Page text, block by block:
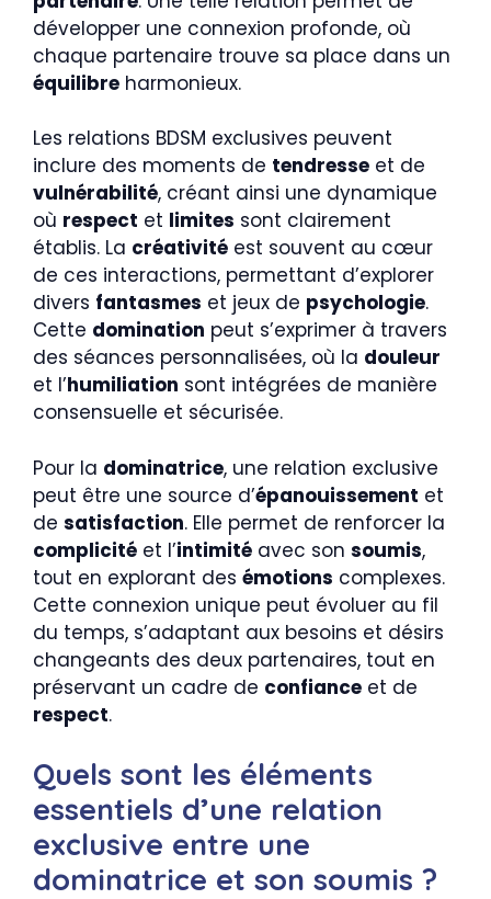
développer une connexion profonde, où
chaque partenaire trouve sa place dans un
équilibre harmonieux.
Les relations BDSM exclusives peuvent
inclure des moments de tendresse et de
vulnérabilité, créant ainsi une dynamique
où respect et limites sont clairement
établis. La créativité est souvent au cœur
de ces interactions, permettant d’explorer
divers fantasmes et jeux de psychologie.
Cette domination peut s’exprimer à travers
des séances personnalisées, où la douleur
et l’humiliation sont intégrées de manière
consensuelle et sécurisée.
Pour la dominatrice, une relation exclusive
peut être une source d’épanouissement et
de satisfaction. Elle permet de renforcer la
complicité et l’intimité avec son soumis,
tout en explorant des émotions complexes.
Cette connexion unique peut évoluer au fil
du temps, s’adaptant aux besoins et désirs
changeants des deux partenaires, tout en
préservant un cadre de confiance et de
respect.
Quels sont les éléments
essentiels d’une relation
exclusive entre une
dominatrice et son soumis ?